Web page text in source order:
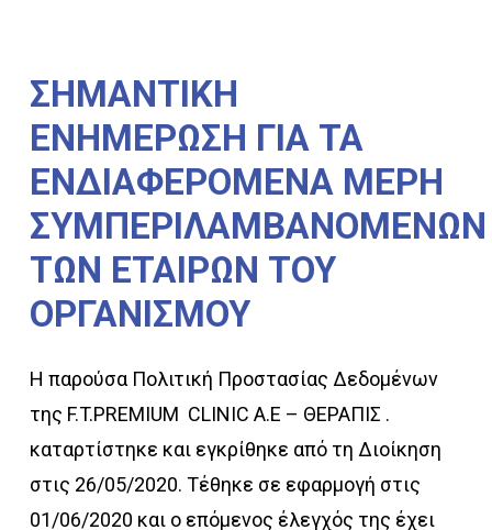
ΣΗΜΑΝΤΙΚΗ
ΕΝΗΜΕΡΩΣΗ ΓΙΑ ΤΑ
ΕΝΔΙΑΦΕΡΟΜΕΝΑ ΜΕΡΗ
ΣΥΜΠΕΡΙΛΑΜΒΑΝΟΜΕΝΩΝ
ΤΩΝ ΕΤΑΙΡΩΝ ΤΟΥ
ΟΡΓΑΝΙΣΜΟΥ
Η παρούσα Πολιτική Προστασίας Δεδομένων
της F.T.PREMIUM CLINIC Α.Ε – ΘΕΡΑΠΙΣ .
καταρτίστηκε και εγκρίθηκε από τη Διοίκηση
στις 26/05/2020. Τέθηκε σε εφαρμογή στις
01/06/2020 και ο επόμενος έλεγχός της έχει